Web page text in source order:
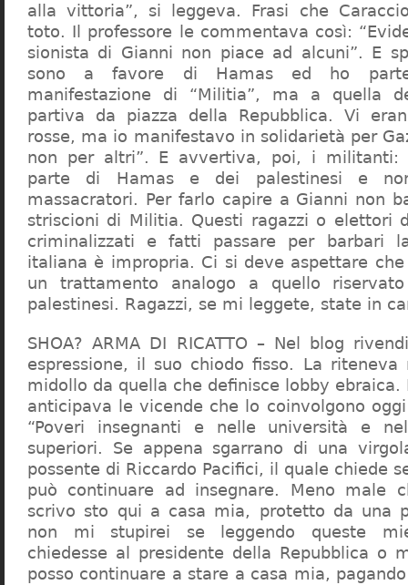
alla vittoria”, si leggeva. Frasi che
toto. Il professore le commentava così:
sionista di Gianni non piace ad alcuni”. E
sono a favore di Hamas ed ho
manifestazione di “Militia”, ma a quella
partiva da piazza della Repubblica. Vi
rosse, ma io manifestavo in solidarietà per
non per altri”. E avvertiva, poi, i militanti:
parte di Hamas e dei palestinesi e
massacratori. Per farlo capire a Gianni non
striscioni di Militia. Questi ragazzi o elettori
criminalizzati e fatti passare per barbari
italiana è impropria. Ci si deve aspettare
un trattamento analogo a quello
palestinesi. Ragazzi, se mi leggete, state in
SHOA? ARMA DI RICATTO – Nel blog
espressione, il suo chiodo fisso. La
midollo da quella che definisce lobby ebraica.
anticipava le vicende che lo coinvolgono
“Poveri insegnanti e nelle università e
superiori. Se appena sgarrano di una
possente di Riccardo Pacifici, il quale chiede
può continuare ad insegnare. Meno male
scrivo sto qui a casa mia, protetto da una
non mi stupirei se leggendo queste
chiedesse al presidente della Repubblica o
posso continuare a stare a casa mia,